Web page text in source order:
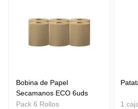
Bobina de Papel
Secamanos ECO 6uds
Pack 6 Rollos
1